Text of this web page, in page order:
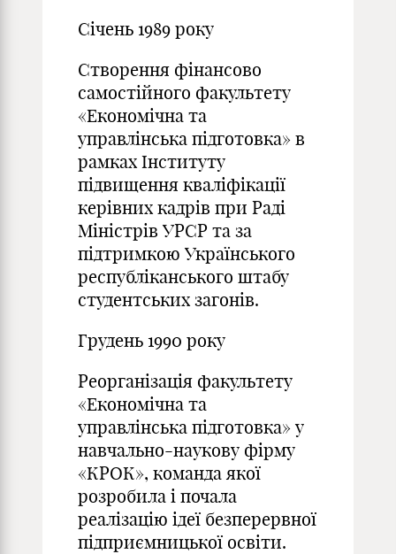
Січень 1989 року
Створення фінансово
самостійного факультету
«Економічна та
управлінська підготовка» в
рамках Інституту
підвищення кваліфікації
керівних кадрів при Раді
Міністрів УРСР та за
підтримкою Українського
республіканського штабу
студентських загонів.
Грудень 1990 року
Реорганізація факультету
«Економічна та
управлінська підготовка» у
навчально-наукову фірму
«КРОК», команда якої
розробила і почала
реалізацію ідеї безперервної
підприємницької освіти.